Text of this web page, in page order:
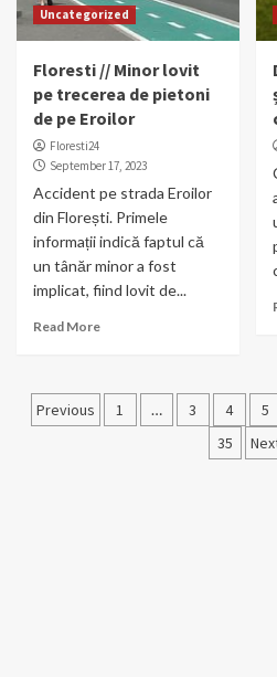
Uncategorized
Floresti // Minor lovit
pe trecerea de pietoni
de pe Eroilor
Floresti24
September 17, 2023
Accident pe strada Eroilor
din Florești. Primele
informații indică faptul că
un tânăr minor a fost
implicat, fiind lovit de...
Read More
Posts
Previous 1 … 3 4 5
35